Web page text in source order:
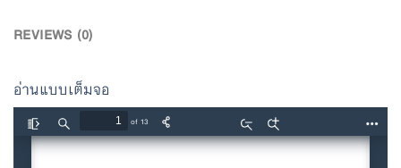
REVIEWS (0)
อ่านแบบเต็มจอ